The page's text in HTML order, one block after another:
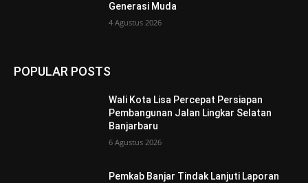
Generasi Muda
4 Agustus 2026
POPULAR POSTS
Wali Kota Lisa Percepat Persiapan
Pembangunan Jalan Lingkar Selatan
Banjarbaru
6 Agustus 2026
Pemkab Banjar Tindak Lanjuti Laporan